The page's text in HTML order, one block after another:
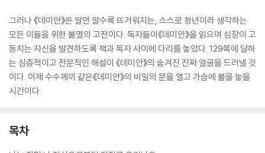
그러나 《데미안》은 알면 알수록 뜨거워지는, 스스로 청년이라 생각하는
모든 이들을 위한 불멸의 고전이다. 독자들이《데미안》을 읽으며 심장이 고
동치는 자신을 발견하도록 책과 독자 사이에 다리를 놓았다. 129쪽에 달하
는 심층적이고 전문적인 해설이 《데미안》의 숨겨진 진짜 얼굴을 드러낼 것
이다. 이제 수수께끼 같은《데미안》의 비밀의 문을 열고 가슴에 불을 놓을
시간이다.
목차